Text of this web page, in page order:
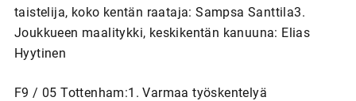
taistelija, koko kentän raataja: Sampsa Santtila3.
Joukkueen maalitykki, keskikentän kanuuna: Elias
Hyytinen
F9 / 05 Tottenham:1. Varmaa työskentelyä